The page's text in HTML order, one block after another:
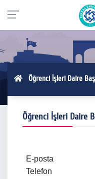
Öğrenci İşleri Daire
Öğrenci İşleri Daire
E-posta
Telefon